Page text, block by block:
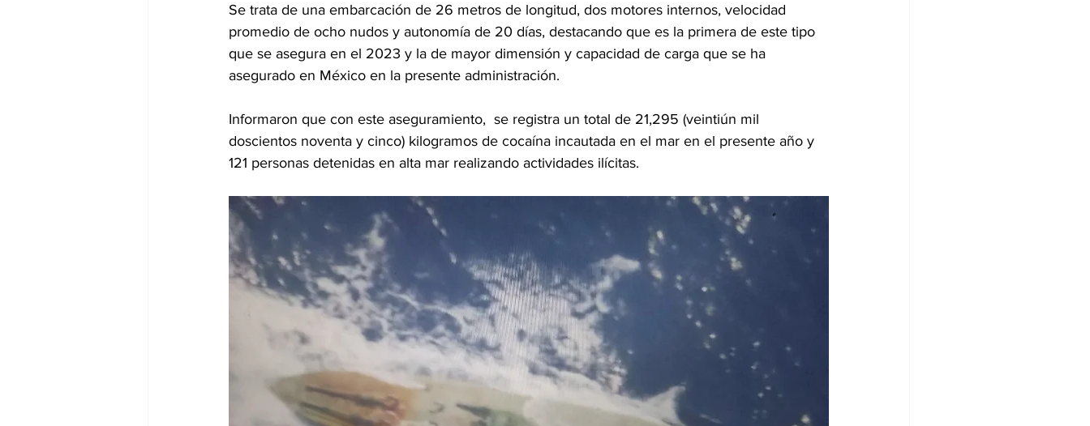
Se trata de una embarcación de 26 metros de longitud, dos motores internos, velocidad
promedio de ocho nudos y autonomía de 20 días, destacando que es la primera de este tipo
que se asegura en el 2023 y la de mayor dimensión y capacidad de carga que se ha
asegurado en México en la presente administración.
Informaron que con este aseguramiento,  se registra un total de 21,295 (veintiún mil
doscientos noventa y cinco) kilogramos de cocaína incautada en el mar en el presente año y
121 personas detenidas en alta mar realizando actividades ilícitas.